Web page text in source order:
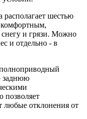
располагает шестью
и грязи. Можно
и отдельно - в
заднюю
позволяет
любые отклонения от